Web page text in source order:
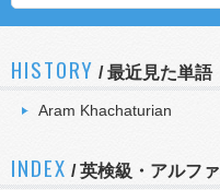
HISTORY /最近見た単語
Aram Khachaturian
INDEX / 英検級・アルフ